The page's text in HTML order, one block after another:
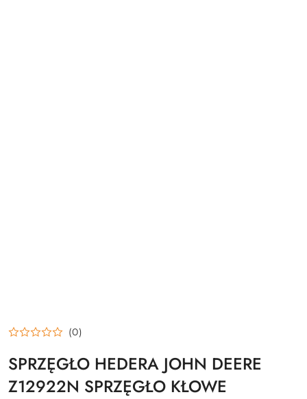
(0)
SPRZĘGŁO HEDERA JOHN DEERE
Z12922N SPRZĘGŁO KŁOWE